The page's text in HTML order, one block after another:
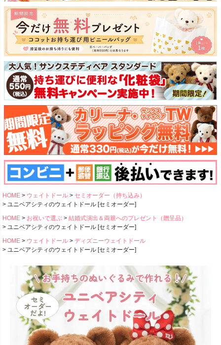
HOME ウェイトドール
セミオーダー（持ち込み）
ユニベアシティのウェイトドール [セミオーダー]
HOME
お祝いで選ぶ
結婚式演出＆両親へのプレゼント（贈呈品）
ユニベアシティのウェイトドール [セミオーダー]
HOME
ウェイトドール
ディズニーウェイトドール
ユニベアシティのウェイトドール [セミオーダー]